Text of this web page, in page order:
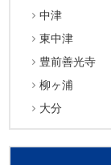
中津
東中津
豊前善光寺
柳ヶ浦
大分